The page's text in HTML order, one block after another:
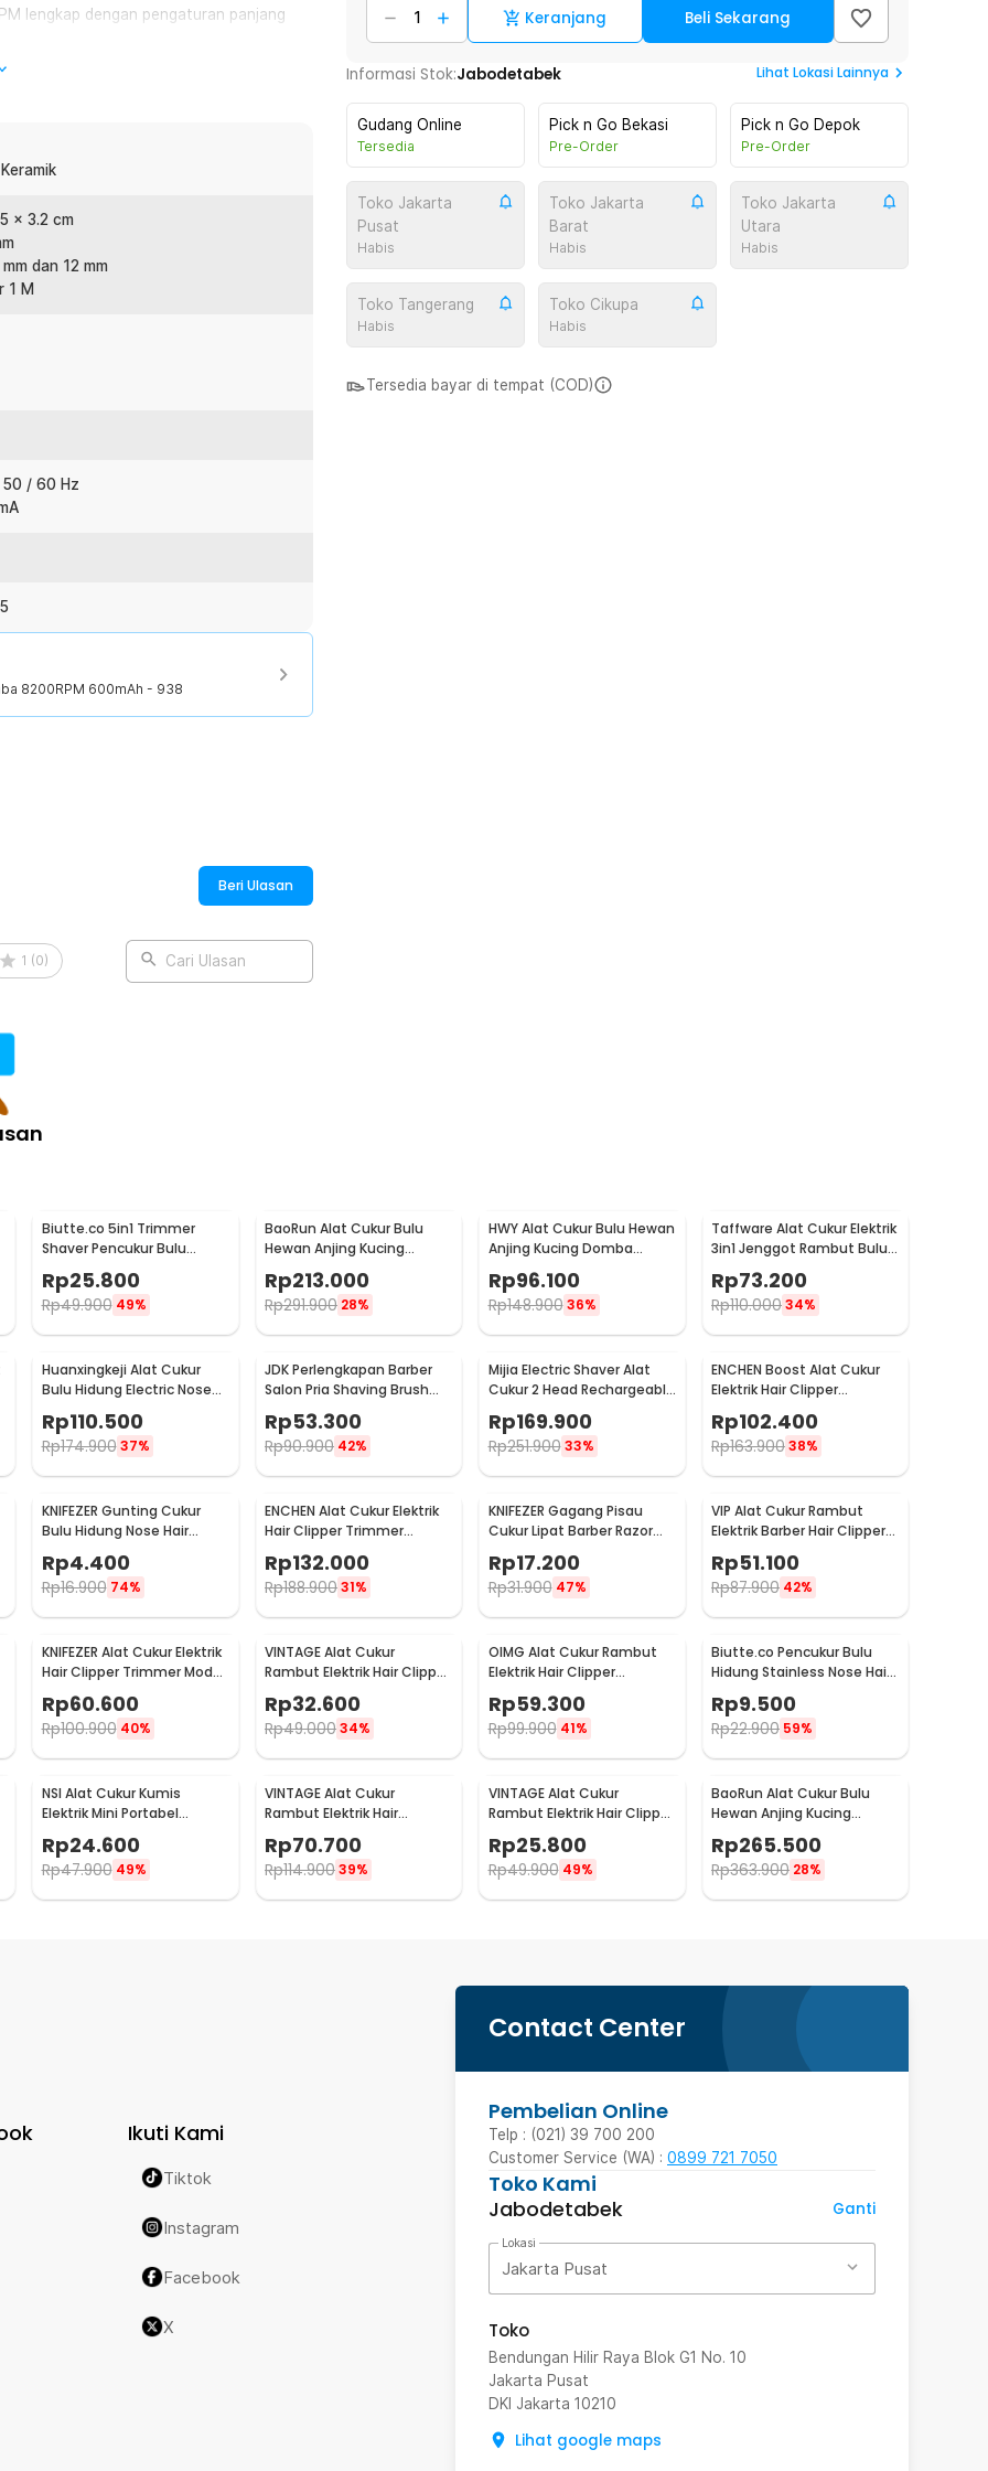
lengkap dengan pengaturan panjang
hipoalergenik, sehingga tidak
hewan tetap tenang saat dicukur
Anda mendapatkan
selama 1.5 jam nonstop.
x 3.2 cm
dan 12 mm
1 M
/ 60 Hz
8200RPM 600mAh - 938
Beri Ulasan
1 (0) Cari Ulasan
Keranjang Beli Sekarang
Informasi Stok:Jabodetabek Lihat Lokasi Lainnya
Gudang Online
Tersedia
Pick n Go Bekasi
Pre-Order
Pick n Go Depok
Pre-Order
Toko Jakarta
Pusat
Habis
Toko Jakarta
Barat
Habis
Toko Jakarta
Utara
Habis
Toko Tangerang
Habis
Toko Cikupa
Habis
Tersedia bayar di tempat (COD)
Biutte.co 5in1 Trimmer
Shaver Pencukur Bulu
Tubuh Elektrik - LY-015
Rp25.800
Rp49.900 49%
BaoRun Alat Cukur Bulu
Hewan Anjing Kucing
Domba 8200RPM 2000mAh
240V - P6
Rp213.000
Rp291.900 28%
HWY Alat Cukur Bulu Hewan
Anjing Kucing Domba
8200RPM 2.4V - P2
Rp96.100
Rp148.900 36%
Taffware Alat Cukur Elektrik
3in1 Jenggot Rambut Bulu
Hidung - AG-818
Rp73.200
Rp110.00034%
Huanxingkeji Alat Cukur
Bulu Hidung Electric Nose
Rp110.500
Rp174.900 37%
JDK Perlengkapan Barber
Salon Pria Shaving Brush
with Cream Bowl - DSS003
Rp53.300
Rp90.900 42%
Mijia Electric Shaver Alat
Cukur 2 Head Rechargeable
- MSX201
Rp169.900
Rp251.900 33%
ENCHEN Boost Alat Cukur
Elektrik Hair Clipper
Rp102.400
Rp163.90038%
KNIFEZER Gunting Cukur
Bulu Hidung Nose Hair
Rp4.400
Rp16.900 74%
ENCHEN Alat Cukur Elektrik
Hair Clipper Trimmer
Ceramic Rechargerable -
Sharp-R
Rp132.000
Rp188.90031%
KNIFEZER Gagang Pisau
Cukur Lipat Barber Razor
Rp17.200
Rp31.900 47%
VIP Alat Cukur Rambut
Elektrik Barber Hair Clipper
Rp51.100
Rp87.900 42%
KNIFEZER Alat Cukur Elektrik
Hair Clipper Trimmer Model
Dragon - T9
Rp60.600
Rp100.900 40%
VINTAGE Alat Cukur
Rambut Elektrik Hair Clipper
Trimmer Rechargeable
Model Grid - T9
Rp32.600
Rp49.00034%
OIMG Alat Cukur Rambut
Elektrik Hair Clipper
Trimmer Model Buddha -
T9
Rp59.300
Rp99.900 41%
Biutte.co Pencukur Bulu
Hidung Stainless Nose Hair
Rp9.500
Rp22.900 59%
NSI Alat Cukur Kumis
Elektrik Mini Portabel
Trimmer Shave - P10
Rp24.600
Rp47.900 49%
VINTAGE Alat Cukur
Rambut Elektrik Hair
Comb - T9
Rp70.700
Rp114.90039%
VINTAGE Alat Cukur
Rambut Elektrik Hair Clipper
Trimmer Rechargeable
Model Dragon - T9
Rp25.800
Rp49.900 49%
BaoRun Alat Cukur Bulu
Hewan Anjing Kucing
6500RPM 2000mAh 3.7V
10W - C99
Rp265.500
Rp363.900 28%
Contact Center
Pembelian Online
Telp : (021) 39 700 200
Customer Service (WA) : 0899 721 7050
Toko Kami
Jabodetabek
Ganti
Lokasi
Jakarta Pusat
Toko
Bendungan Hilir Raya Blok G1 No. 10
Jakarta Pusat
DKI Jakarta 10210
Lihat google maps
Ikuti Kami
Tiktok
Instagram
Facebook
X